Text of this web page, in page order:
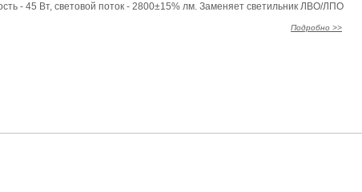
- 45 Вт, световой поток - 2800±15% лм. Заменяет светильник ЛВО/ЛПО
Подробно >>